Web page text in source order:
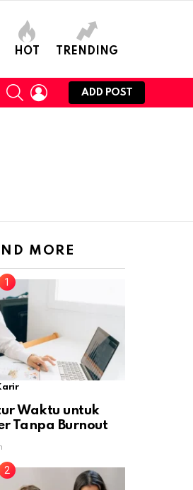
HOT TRENDING
SEARCHLOGIN
ADD POST
MORE
Waktu untuk
Tanpa Burnout